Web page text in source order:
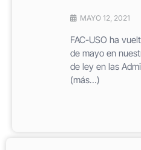
MAYO 12, 2021
FAC-USO ha
de mayo en
de ley en las
(más…)